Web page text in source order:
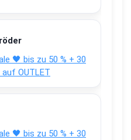
🖤 bis zu 50 % + 30
OUTLET
🖤 bis zu 50 % + 30